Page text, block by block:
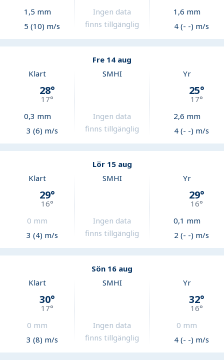
1,5 mm
5 (10) m/s
Ingen data
finns tillgänglig
1,6 mm
4 (- -) m/s
Fre 14 aug
Klart
28°
17°
0,3 mm
3 (6) m/s
SMHI
Ingen data
finns tillgänglig
Yr
25°
17°
2,6 mm
4 (- -) m/s
Lör 15 aug
Klart
29°
16°
0 mm
3 (4) m/s
SMHI
Ingen data
finns tillgänglig
Yr
29°
16°
0,1 mm
2 (- -) m/s
Sön 16 aug
Klart
30°
17°
0 mm
3 (8) m/s
SMHI
Ingen data
finns tillgänglig
Yr
32°
16°
0 mm
4 (- -) m/s